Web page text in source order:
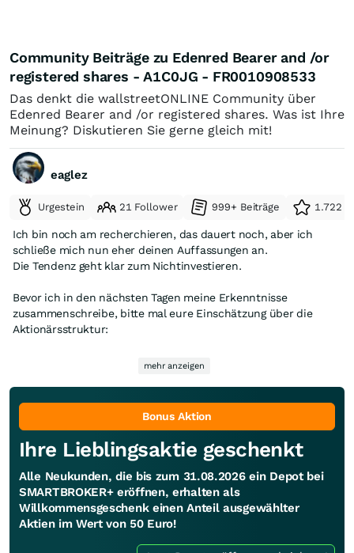
Community Beiträge zu Edenred Bearer and /or
registered shares - A1C0JG - FR0010908533
Das denkt die wallstreetONLINE Community über
Edenred Bearer and /or registered shares. Was ist Ihre
Meinung? Diskutieren Sie gerne gleich mit!
eaglez
Urgestein 21 Follower 999+ Beiträge 1.722
Ich bin noch am recherchieren, das dauert noch, aber ich
schließe mich nun eher deinen Auffassungen an.
Die Tendenz geht klar zum Nichtinvestieren.
Bevor ich in den nächsten Tagen meine Erkenntnisse
zusammenschreibe, bitte mal eure Einschätzung über die
Aktionärsstruktur:
Capital Research and Management Company – ca. 9,97 %
FMR LLC – ca. 9,24 %
Baillie Gifford & Co. – ca. 5,34 %
Select Equity Group, L.P. – ca. 5,19 %
BlackRock, Inc. – ca. 5,18 %
Massachusetts Financial Services Company – ca. 5,18 %
T. Rowe Price Group, Inc. – ca. 5,05 %
Harris Associates L.P. – ca. 4,99 %
The Vanguard Group, Inc. – ca. 4,49 %
mehr anzeigen
Bonus Aktion
Ihre Lieblingsaktie geschenkt
Alle Neukunden, die bis zum 31.08.2026 ein Depot bei
SMARTBROKER+ eröffnen, erhalten als
Willkommensgeschenk einen Anteil ausgewählter
Aktien im Wert von 50 Euro!